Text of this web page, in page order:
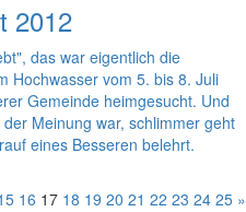
2012
das war eigentlich die
Hochwasser vom 5. bis 8. Juli
Gemeinde heimgesucht. Und
Meinung war, schlimmer geht
eines Besseren belehrt.
16 17 18 19 20 21 22 23 24 25 »